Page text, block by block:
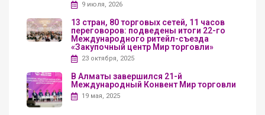
9 июля, 2026
13 стран, 80 торговых сетей, 11 часов
переговоров: подведены итоги 22-го
Международного ритейл-съезда
«Закупочный центр Мир торговли»
23 октября, 2025
В Алматы завершился 21-й
Международный Конвент Мир торговли
19 мая, 2025